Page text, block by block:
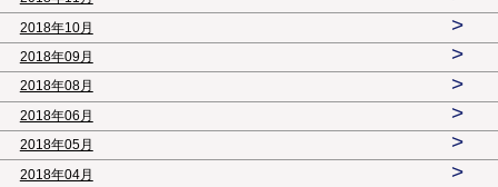
2018年10月 >
2018年09月 >
2018年08月 >
2018年06月 >
2018年05月 >
2018年04月 >